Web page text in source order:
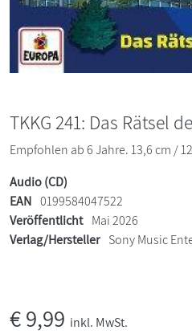
TKKG 241: Das Rätsel
Empfohlen ab 6 Jahre. 13,6 cm /
Audio (CD)
EAN 0199584047522
Veröffentlicht Mai 2026
Verlag/Hersteller Sony Music
€9,99 inkl. MwSt.